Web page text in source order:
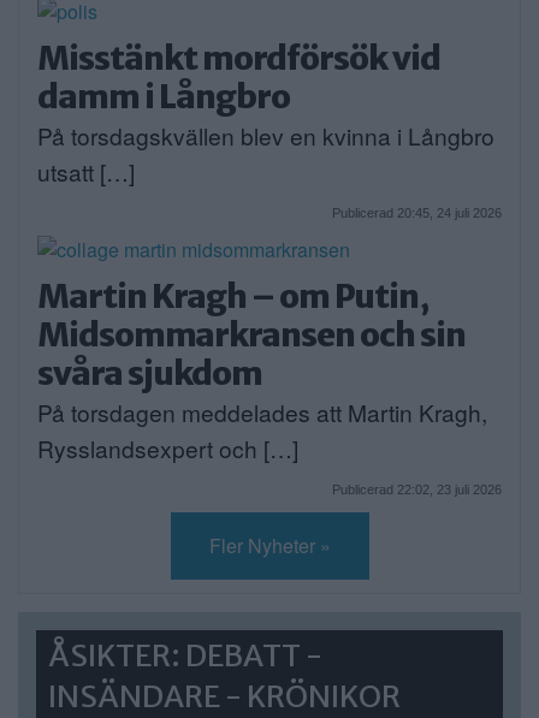
Misstänkt mordförsök vid
damm i Långbro
På torsdagskvällen blev en kvinna i Långbro
utsatt […]
Publicerad 20:45, 24 juli 2026
Martin Kragh – om Putin,
Midsommarkransen och sin
svåra sjukdom
På torsdagen meddelades att Martin Kragh,
Rysslandsexpert och […]
Publicerad 22:02, 23 juli 2026
Fler Nyheter »
ÅSIKTER: DEBATT -
INSÄNDARE - KRÖNIKOR